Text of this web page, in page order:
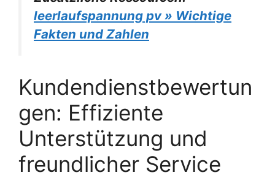
leerlaufspannung pv » Wichtige
Fakten und Zahlen
Kundendienstbewertun
gen: Effiziente
Unterstützung und
freundlicher Service